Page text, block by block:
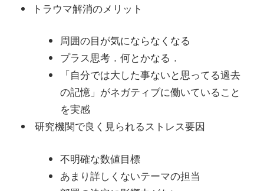
トラウマ解消のメリット
周囲の目が気にならなくなる
プラス思考．何とかなる．
「自分では大した事ないと思ってる過去
の記憶」がネガティブに働いていること
を実感
研究機関で良く見られるストレス要因
不明確な数値目標
あまり詳しくないテーマの担当